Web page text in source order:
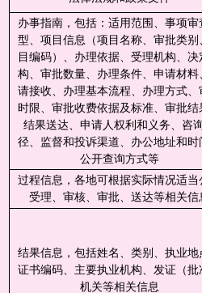
办事指南，包括：适用范围、事项审
型、项目信息（项目名称、审批类别
目编码）、办理依据、受理机构、决
构、审批数量、办理条件、申请材料
请接收、办理基本流程、办理方式、
时限、审批收费依据及标准、审批结
结果送达、申请人权利和义务、咨
径、监督和投诉渠道、办公地址和时
公开查询方式等
过程信息，各地可根据实际情况适当
受理、审核、审批、送达等相关信
结果信息，包括姓名、类别、执业地
证书编码、主要执业机构、发证（批
机关等相关信息